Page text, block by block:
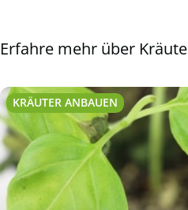
Erfahre mehr über
KRÄUTER ANBAUEN